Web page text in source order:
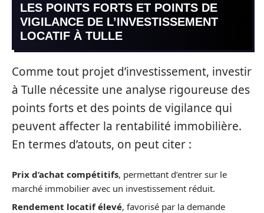
LES POINTS FORTS ET POINTS DE
VIGILANCE DE L’INVESTISSEMENT
LOCATIF À TULLE
Comme tout projet d’investissement, investir
à Tulle nécessite une analyse rigoureuse des
points forts et des points de vigilance qui
peuvent affecter la rentabilité immobilière.
En termes d’atouts, on peut citer :
Prix d’achat compétitifs, permettant d’entrer sur le
marché immobilier avec un investissement réduit.
Rendement locatif élevé, favorisé par la demande